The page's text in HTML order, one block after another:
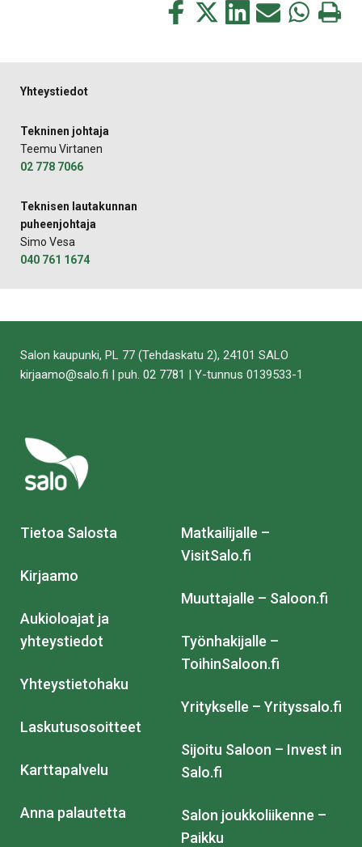
Jaa
tämä
Jaa
Jaa
tämä
Jaa
Jaa
Tulosta
Yhteystiedot
Tekninen johtaja
Teemu Virtanen
02 778 7066
Teknisen lautakunnan
puheenjohtaja
Simo Vesa
040 761 1674
Salon kaupunki, PL 77 (Tehdaskatu 2), 24101 SALO
kirjaamo@salo.fi | puh. 02 7781 | Y-tunnus 0139533-1
Tietoa Salosta
Kirjaamo
Aukioloajat ja
yhteystiedot
Yhteystietohaku
Laskutusosoitteet
Karttapalvelu
Anna palautetta
Matkailijalle –
VisitSalo.fi
Muuttajalle – Saloon.fi
Työnhakijalle –
ToihinSaloon.fi
Yritykselle – Yrityssalo.fi
Sijoitu Saloon – Invest in
Salo.fi
Salon joukkoliikenne –
Paikku